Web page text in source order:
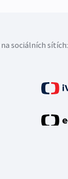
sociálních sítích: